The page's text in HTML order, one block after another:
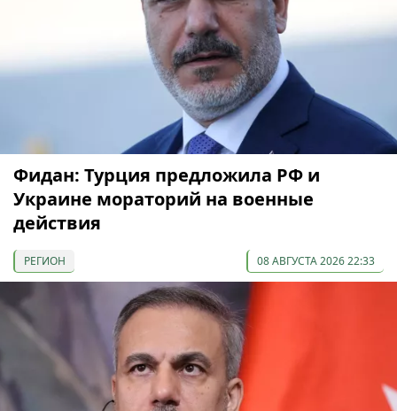
Фидан: Турция предложила РФ и
Украине мораторий на военные
действия
РЕГИОН 08 АВГУСТА 2026 22:33